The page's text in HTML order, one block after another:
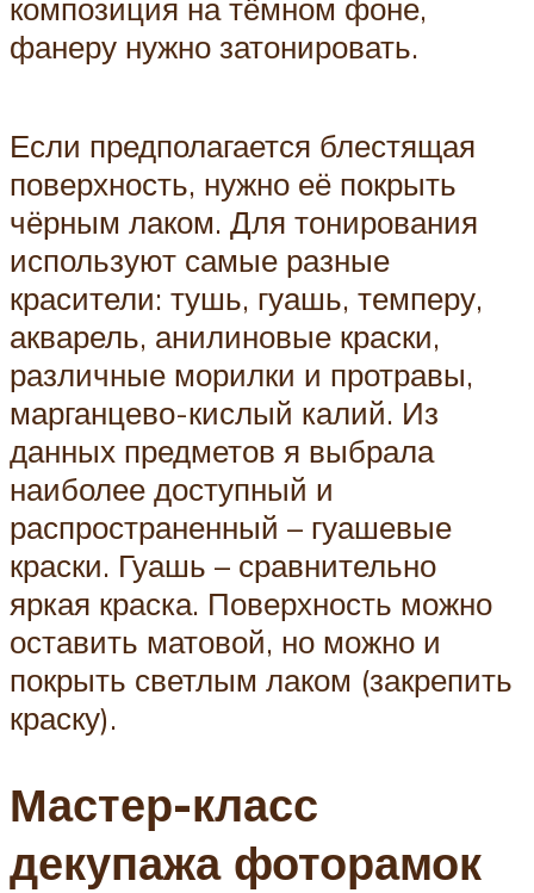
композиция на тёмном фоне,
фанеру нужно затонировать.
Если предполагается блестящая
поверхность, нужно её покрыть
чёрным лаком. Для тонирования
используют самые разные
красители: тушь, гуашь, темперу,
акварель, анилиновые краски,
различные морилки и протравы,
марганцево-кислый калий. Из
данных предметов я выбрала
наиболее доступный и
распространенный – гуашевые
краски. Гуашь – сравнительно
яркая краска. Поверхность можно
оставить матовой, но можно и
покрыть светлым лаком (закрепить
краску).
Мастер-класс
декупажа фоторамок